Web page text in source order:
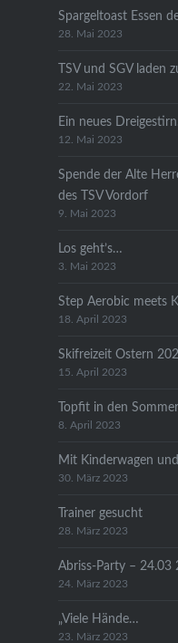
Spargeltoast Essen
28. Mai 2023
TSV und SGV laden
22. Mai 2023
Ein neues
12. Mai 2023
Spende der Alte
des TSV Vordorf
9. Mai 2023
Los geht’s…
3. Mai 2023
Step Aerobic meets
18. April 2023
Skifreizeit Ostern
15. April 2023
Topfit in den
8. April 2023
Mit Kinderwagen
30. März 2023
Trainer gesucht
28. März 2023
Abriss-Party – 24.03
24. März 2023
„Viele Hände…
23. März 2023